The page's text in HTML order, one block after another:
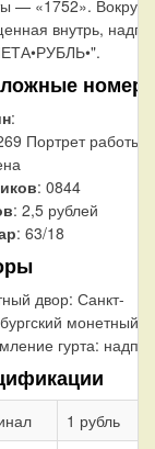
— «1752». Вокруг
внутрь,
номера
:
Портрет работы
: 0844
: 2,5 рублей
: 63/18
двор: Санкт-
монетный
гурта:
1 рубль